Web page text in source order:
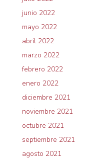
junio 2022
mayo 2022
abril 2022
marzo 2022
febrero 2022
enero 2022
diciembre 2021
noviembre 2021
octubre 2021
septiembre 2021
agosto 2021